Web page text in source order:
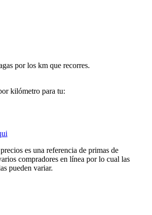
por los km que recorres.
kilómetro para tu:
es una referencia de primas de
compradores en línea por lo cual las
pueden variar.